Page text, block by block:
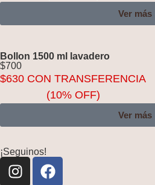
Ver más
Bollon 1500 ml lavadero
$700
$630 CON TRANSFERENCIA
(10% OFF)
Ver más
¡Seguinos!